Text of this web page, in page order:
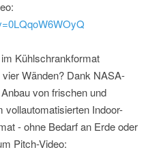
Kühlschrankformat
Wänden? Dank NASA-
von frischen und
vollautomatisierten Indoor-
- ohne Bedarf an Erde oder
Pitch-Video: